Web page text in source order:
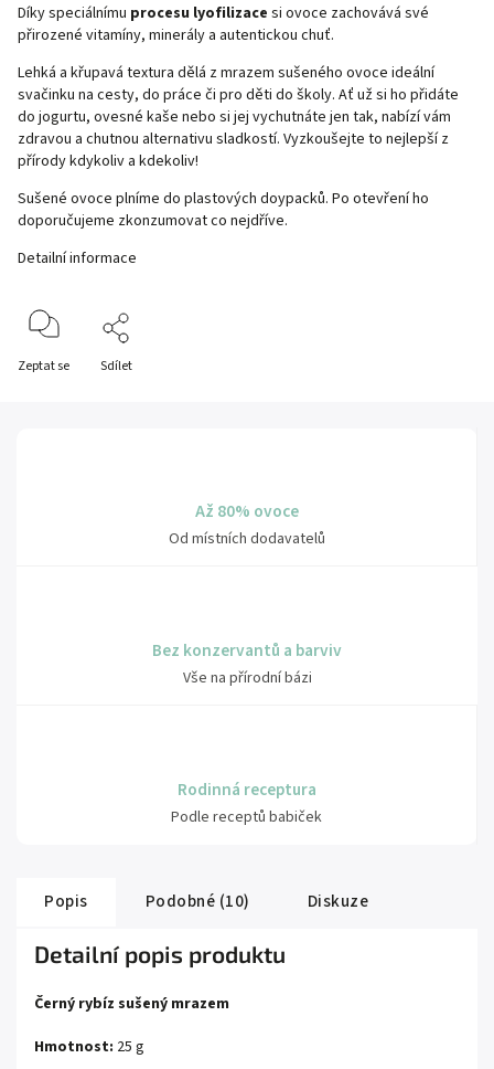
Díky speciálnímu procesu lyofilizace si ovoce zachovává své
přirozené vitamíny, minerály a autentickou chuť.
Lehká a křupavá textura dělá z mrazem sušeného ovoce ideální
svačinku na cesty, do práce či pro děti do školy. Ať už si ho přidáte
do jogurtu, ovesné kaše nebo si jej vychutnáte jen tak, nabízí vám
zdravou a chutnou alternativu sladkostí. Vyzkoušejte to nejlepší z
přírody kdykoliv a kdekoliv!
Sušené ovoce plníme do plastových doypacků. Po otevření ho
doporučujeme zkonzumovat co nejdříve.
Detailní informace
Zeptat se Sdílet
Až 80% ovoce
Od místních dodavatelů
Bez konzervantů a barviv
Vše na přírodní bázi
Rodinná receptura
Podle receptů babiček
Popis Podobné (10) Diskuze
Detailní popis produktu
Černý rybíz sušený mrazem
Hmotnost: 25 g